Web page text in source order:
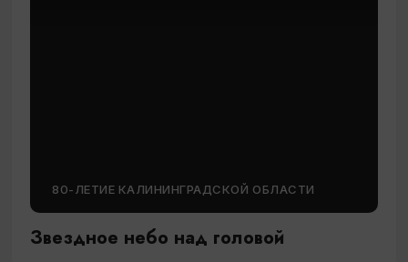
80-ЛЕТИЕ КАЛИНИНГРАДСКОЙ ОБЛАСТИ
Звездное небо над головой